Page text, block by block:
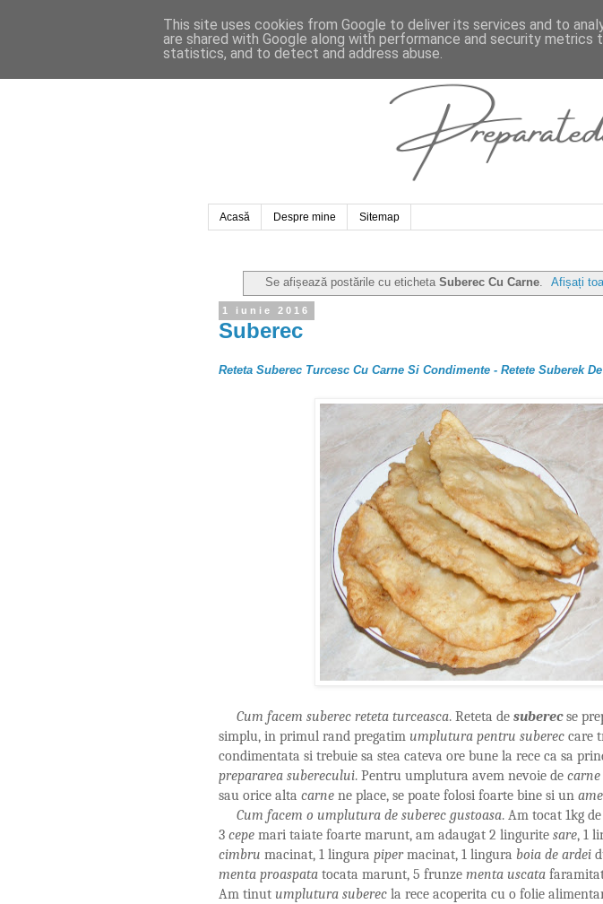
Acasă Despre mine Sitemap
Se afișează postările cu eticheta Suberec Cu Carne. Afișați
1 iunie 2016
Suberec
Reteta Suberec Turcesc Cu Carne Si Condimente - Retete Suberek
Cum facem suberec reteta turceasca. Reteta de suberecse
simplu, in primul rand pregatim umplutura pentru suberec care
condimentata si trebuie sa stea cateva ore bune la rece ca sa
prepararea suberecului. Pentru umplutura avem nevoie de carne
sau orice alta carne ne place, se poate folosi foarte bine si un
Cum facem o umplutura de suberec gustoasa. Am tocat 1kg
3 cepe mari taiate foarte marunt, am adaugat 2 lingurite sare, 1
cimbru macinat, 1 lingura pipermacinat, 1 lingura boia de ardei
menta proaspata tocata marunt, 5 frunze menta uscata
Am tinut umplutura suberec la rece acoperita cu o folie
This site uses cookies from Google to deliver its services and to
are shared with Google along with performance and security metrics
statistics, and to detect and address abuse.